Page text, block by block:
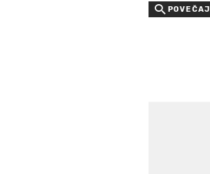
POVEČAJ